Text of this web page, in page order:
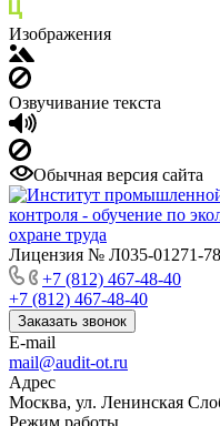
Изображения
Озвучивание текста
Обычная версия сайта
Лицензия № Л035-01271-
+7 (812) 467-48-40
+7 (812) 467-48-40
Заказать звонок
E-mail
mail@audit-ot.ru
Адрес
Москва, ул. Ленинская
Режим работы